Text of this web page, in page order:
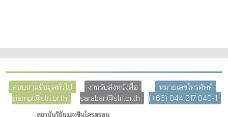
สอบถามข้อมูลทั่วไป :
siampl@slri.or.th
งานรับส่งหนังสือ :
saraban@slri.or.th
หมายเลขโทรศัพท์ :
(+66) 044 217 040-1
สถาบันวิจัยแสงซินโครตรอน